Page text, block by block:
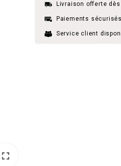
fullscreen
fullscreen
Livraison offerte
Paiements sécurisés
Service client